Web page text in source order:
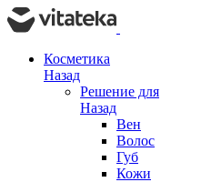
Косметика
Назад
Решение для
Назад
Вен
Волос
Губ
Кожи